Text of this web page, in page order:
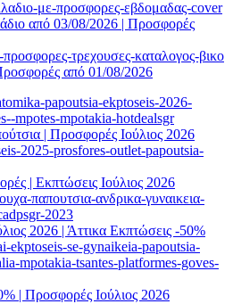
από 03/08/2026 | Προσφορές
από 01/08/2026
| Προσφορές Ιούλιος 2026
| Εκπτώσεις Ιούλιος 2026
2026 | Άττικα Εκπτώσεις -50%
| Προσφορές Ιούλιος 2026